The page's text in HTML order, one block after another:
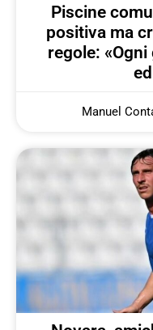
Piscine
positiva ma
regole:
Manuel